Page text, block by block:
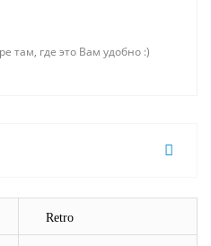
там, где это Вам удобно :)
Retro